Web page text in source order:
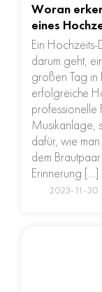
Woran
eines
Ein
darum geht,
großen Tag in
erfolgreiche
professionelle
Musikanlage,
dafür, wie
dem
Erinnerung […]
2023-11-30